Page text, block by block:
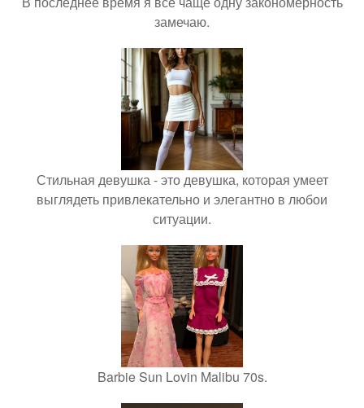
замечаю.
Стильная девушка - это девушка, которая умеет
выглядеть привлекательно и элегантно в любои
ситуации.
Barbie Sun Lovin Malibu 70s.